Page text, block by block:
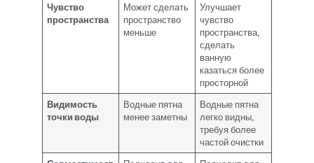
Чувство
пространства
Может сделать
пространство
меньше
Улучшает
чувство
пространства,
сделать
ванную
казаться более
просторной
Видимость
точки воды
Водные пятна
менее заметны
Водные пятна
легко видны,
требуя более
частой очистки